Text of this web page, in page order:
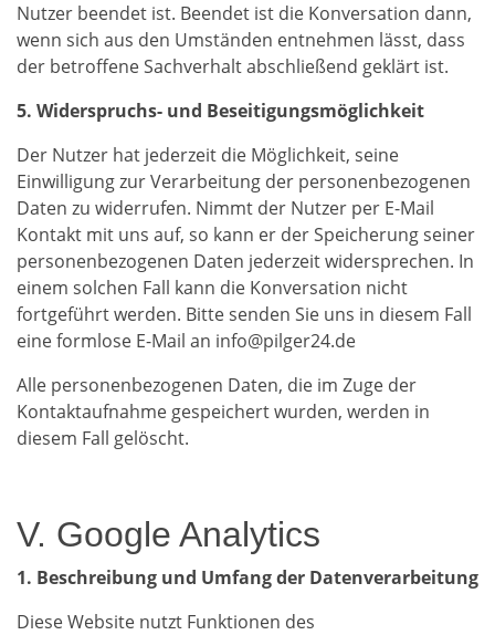
Nutzer beendet ist. Beendet ist die Konversation dann,
wenn sich aus den Umständen entnehmen lässt, dass
der betroffene Sachverhalt abschließend geklärt ist.
5. Widerspruchs- und Beseitigungsmöglichkeit
Der Nutzer hat jederzeit die Möglichkeit, seine
Einwilligung zur Verarbeitung der personenbezogenen
Daten zu widerrufen. Nimmt der Nutzer per E-Mail
Kontakt mit uns auf, so kann er der Speicherung seiner
personenbezogenen Daten jederzeit widersprechen. In
einem solchen Fall kann die Konversation nicht
fortgeführt werden. Bitte senden Sie uns in diesem Fall
eine formlose E-Mail an info@pilger24.de
Alle personenbezogenen Daten, die im Zuge der
Kontaktaufnahme gespeichert wurden, werden in
diesem Fall gelöscht.
V. Google Analytics
1. Beschreibung und Umfang der Datenverarbeitung
Diese Website nutzt Funktionen des